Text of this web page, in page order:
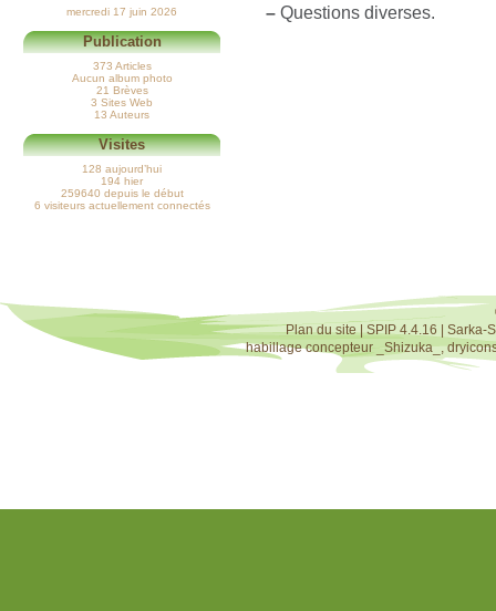
– Questions diverses.
mercredi 17 juin 2026
Publication
373 Articles
Aucun album photo
21 Brèves
3 Sites Web
13 Auteurs
Visites
128 aujourd’hui
194 hier
259640 depuis le début
6 visiteurs actuellement connectés
Plan du site|SPIP 4.4.16
Sarka-
habillage concepteur
_Shizuka_,